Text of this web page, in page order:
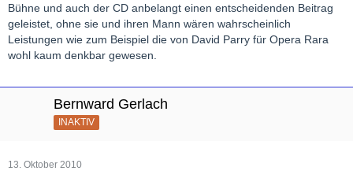
Bühne und auch der CD anbelangt einen entscheidenden Beitrag
geleistet, ohne sie und ihren Mann wären wahrscheinlich
Leistungen wie zum Beispiel die von David Parry für Opera Rara
wohl kaum denkbar gewesen.
Bernward Gerlach
INAKTIV
13. Oktober 2010